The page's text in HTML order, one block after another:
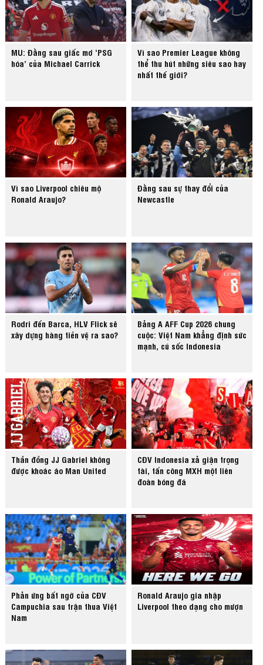
MU: Đằng sau giấc mơ ‘PSG
hóa’ của Michael Carrick
Vì sao Premier League không
thể thu hút những siêu sao hay
nhất thế giới?
Vì sao Liverpool chiêu mộ
Ronald Araujo?
Đằng sau sự thay đổi của
Newcastle
Rodri đến Barca, HLV Flick sẽ
xây dựng hàng tiền vệ ra sao?
Bảng A AFF Cup 2026 chung
cuộc: Việt Nam khẳng định sức
mạnh, cú sốc Indonesia
Thần đồng JJ Gabriel không
được khoác áo Man United
CĐV Indonesia xả giận trọng
tài, tấn công MXH một liên
đoàn bóng đá
Phản ứng bất ngờ của CĐV
Campuchia sau trận thua Việt
Nam
Ronald Araujo gia nhập
Liverpool theo dạng cho mượn